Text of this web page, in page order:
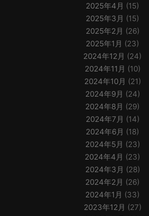
2025年4月 (15)
2025年3月 (15)
2025年2月 (26)
2025年1月 (23)
2024年12月 (24)
2024年11月 (10)
2024年10月 (21)
2024年9月 (24)
2024年8月 (29)
2024年7月 (14)
2024年6月 (18)
2024年5月 (23)
2024年4月 (23)
2024年3月 (28)
2024年2月 (26)
2024年1月 (33)
2023年12月 (27)